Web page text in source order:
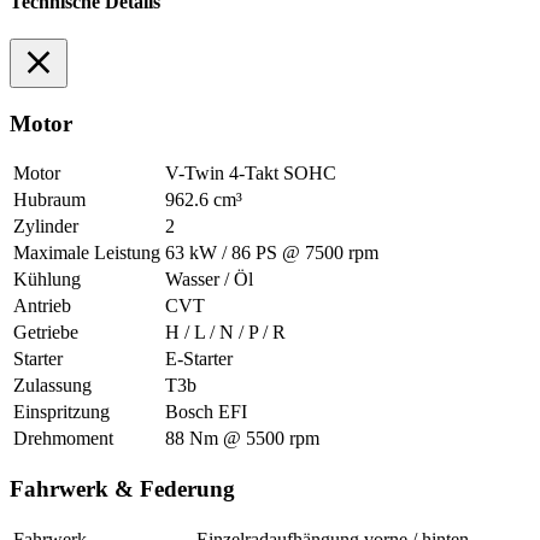
Motor
Motor
V-Twin 4-Takt SOHC
Hubraum
962.6 cm³
Zylinder
2
Maximale Leistung 63 kW / 86 PS @ 7500 rpm
Kühlung
Wasser / Öl
Antrieb
CVT
Getriebe
H / L / N / P / R
Starter
E-Starter
Zulassung
T3b
Einspritzung
Bosch EFI
Drehmoment
88 Nm @ 5500 rpm
Fahrwerk & Federung